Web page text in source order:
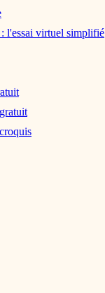
l'essai virtuel simplifié